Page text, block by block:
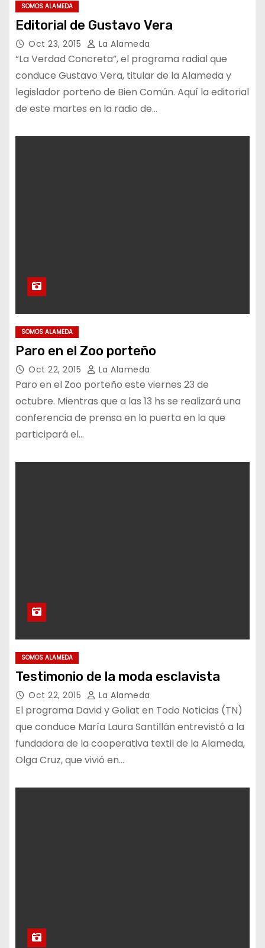
SOMOS ALAMEDA
Editorial de Gustavo Vera
Oct 23, 2015 La Alameda
“La Verdad Concreta”, el programa radial que
conduce Gustavo Vera, titular de la Alameda y
legislador porteño de Bien Común. Aquí la editorial
de este martes en la radio de…
SOMOS ALAMEDA
Paro en el Zoo porteño
Oct 22, 2015 La Alameda
Paro en el Zoo porteño este viernes 23 de
octubre. Mientras que a las 13 hs se realizará una
conferencia de prensa en la puerta en la que
participará el…
SOMOS ALAMEDA
Testimonio de la moda esclavista
Oct 22, 2015 La Alameda
El programa David y Goliat en Todo Noticias (TN)
que conduce María Laura Santillán entrevistó a la
fundadora de la cooperativa textil de la Alameda,
Olga Cruz, que vivió en…